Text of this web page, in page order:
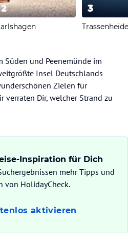
2 3
Trassenheide
Süden und Peenemünde im
Insel Deutschlands
Zielen für
verraten Dir, welcher Strand zu
Inspiration für Dich
mehr Tipps und
von HolidayCheck.
aktivieren